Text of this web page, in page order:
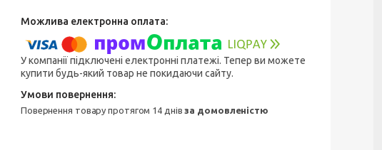
У компанії підключені електронні платежі. Тепер ви можете
купити будь-який товар не покидаючи сайту.
повернення товару протягом 14 днівза домовленістю